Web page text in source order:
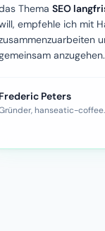
ThemaSEO
empfehle ich mit
Peters
hanseatic-